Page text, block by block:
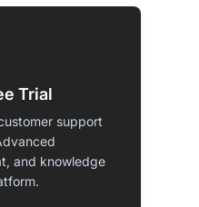
Trial
support
and knowledge